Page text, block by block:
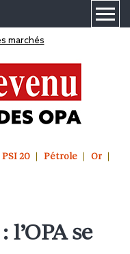
marchés
PSI 20 Pétrole
Or
se